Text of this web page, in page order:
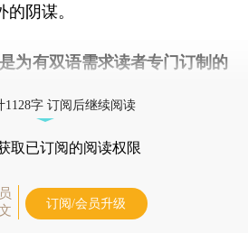
阴谋。
为有双语需求读者专门订制的
1128字 订阅后继续阅读
取已订阅的阅读权限
订阅/会员升级